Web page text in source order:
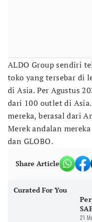
ALDO Group sendiri
toko yang tersebar di
di Asia. Per Agustus
dari 100 outlet di
mereka, berasal dari
Merek andalan
dan GLOBO.
Share Article
Curated For You
21